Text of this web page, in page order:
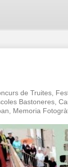
de Truites,
Bastoneres,
Memoria